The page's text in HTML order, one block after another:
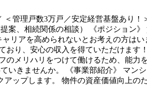
管理戸数3万戸／安定経営基盤あり
、相続関係の相談） 《ポジション
リアを高められないとお考えの方は
り、安心の収入を得ていただけま
メリハリをつけて働けるため、能
きませんか。 《事業部紹介》 マン
ップします。 物件の資産価値向上の